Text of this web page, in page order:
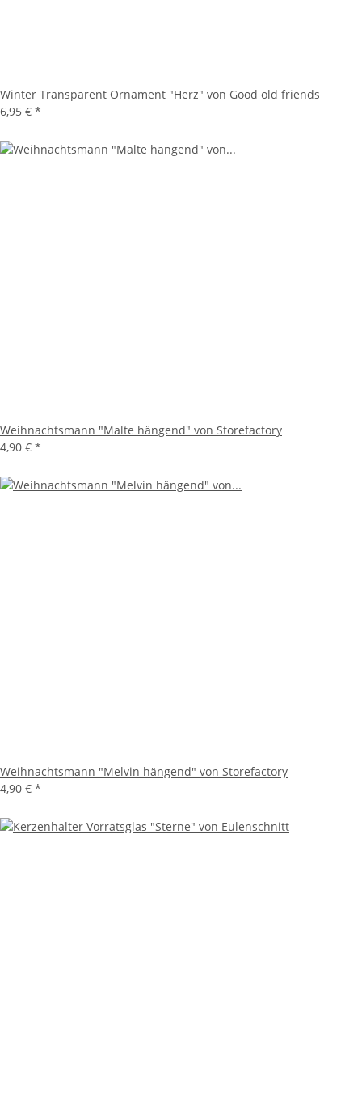
Winter Transparent Ornament "Herz" von Good old friends
6,95 € *
Weihnachtsmann "Malte hängend" von Storefactory
4,90 € *
Weihnachtsmann "Melvin hängend" von Storefactory
4,90 € *